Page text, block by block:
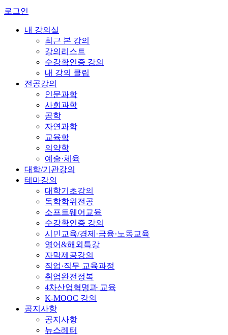
로그인
내 강의실
최근 본 강의
강의리스트
수강확인증 강의
내 강의 클립
전공강의
인문과학
사회과학
공학
자연과학
교육학
의약학
예술·체육
대학/기관강의
테마강의
대학기초강의
독학학위전공
소프트웨어교육
수강확인증 강의
시민교육/경제·금융·노동교육
영어&해외특강
자막제공강의
직업·직무 교육과정
취업완전정복
4차산업혁명과 교육
K-MOOC 강의
공지사항
공지사항
뉴스레터